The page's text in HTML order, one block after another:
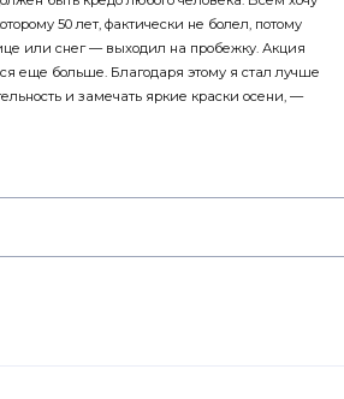
50 лет, фактически не болел, потому
или снег — выходил на пробежку. Акция
еще больше. Благодаря этому я стал лучше
и замечать яркие краски осени, —